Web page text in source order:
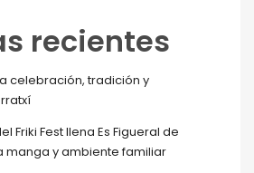
recientes
celebración, tradición y
Friki Fest llena Es Figueral de
manga y ambiente familiar